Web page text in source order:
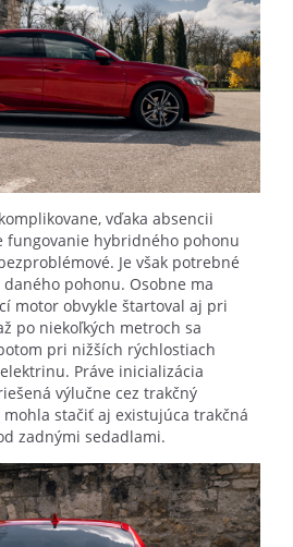
vďaka absencii
fungovanie hybridného pohonu
Je však potrebné
pohonu. Osobne ma
motor obvykle štartoval aj pri
po niekoľkých metroch sa
pri nižších rýchlostiach
Práve inicializácia
výlučne cez trakčný
stačiť aj existujúca trakčná
zadnými sedadlami.